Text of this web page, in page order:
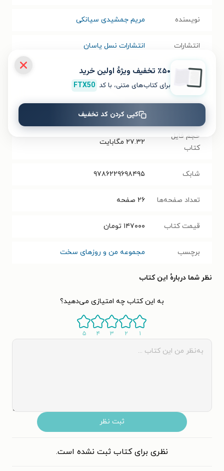
نویسنده مریم جمشیدی سیانکی
انتشارات انتشارات نسل یاسان
سال انتشار
نسخه فیزیکی
۱۴۰۰/۰۲/۳۱
PDF
حجم فایل
کتاب
۲۷.۳۲ مگابایت
شابک ۹۷۸۶۲۲۹۶۹۸۴۹۵
تعداد صفحه‌ها ۲۶ صفحه
قیمت کتاب ۱۴۷۰۰۰ تومان
برچسب مجموعه من و روزهای سخت
نظر شما دربارهٔ این کتاب
به این کتاب چه امتیازی می‌دهید؟
۱ ۲ ۳ ۴ ۵
ثبت نظر
نظری برای کتاب ثبت نشده است.
٪۵۰ تخفیف ویژۀ اولین خرید
برای کتاب‌های متنی، با کد FTX50
کپی کردن کد تخفیف